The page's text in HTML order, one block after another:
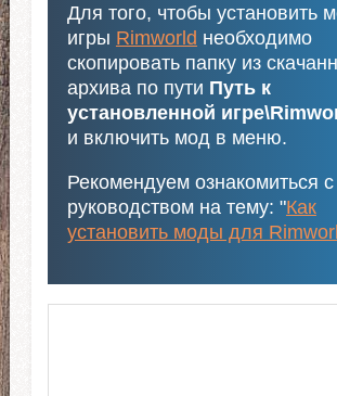
Для того, чтобы установить
игры Rimworld необходимо
скопировать папку из
архива по пути Путь к
установленной
и включить мод в меню.
Рекомендуем ознакомиться
руководством на тему: "Как
установить моды для